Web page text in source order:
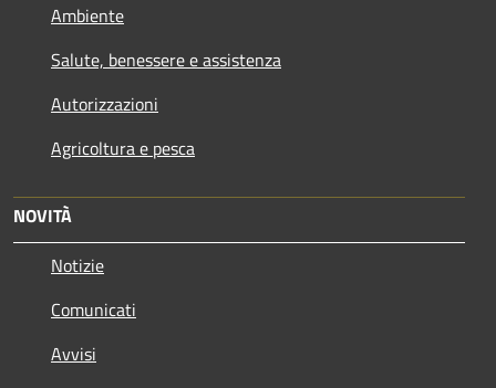
Ambiente
Salute, benessere e assistenza
Autorizzazioni
Agricoltura e pesca
NOVITÀ
Notizie
Comunicati
Avvisi